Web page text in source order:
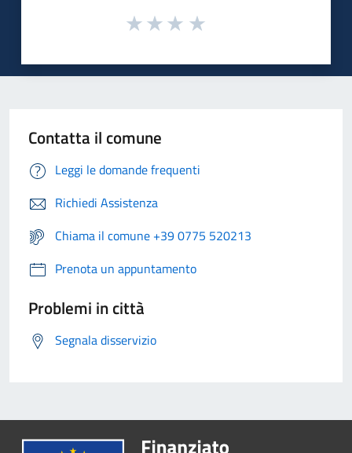
Contatta il comune
Leggi le domande frequenti
Richiedi Assistenza
Chiama il comune +39 0775 520213
Prenota un appuntamento
Problemi in città
Segnala disservizio